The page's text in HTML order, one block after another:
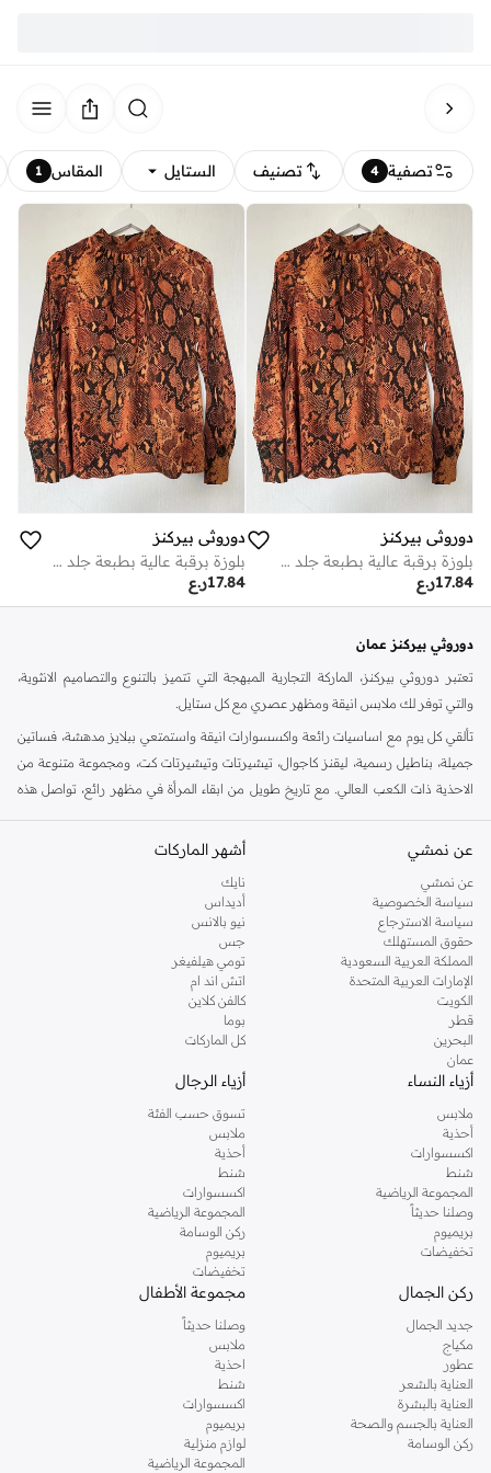
تصفية 4 تصنيف الستايل المقاس 1
دوروثي بيركنز
بلوزة برقبة عالية بطبعة جلد الثعبان
ر.ع17.84
دوروثي بيركنز
بلوزة برقبة عالية بطبعة جلد الثعبان
ر.ع17.84
دوروثي بيركنز عمان
تعتبر دوروثي بيركنز، الماركة التجارية المبهجة التي تتميز بالتنوع والتصاميم الانثوية،
والتي توفر لك ملابس انيقة ومظهر عصري مع كل ستايل.
تألقي كل يوم مع اساسيات رائعة واكسسوارات انيقة واستمتعي ببلايز مدهشة، فساتين
جميلة، بناطيل رسمية، ليقنز كاجوال، تيشيرتات وتيشيرتات كت، ومجموعة متنوعة من
الاحذية ذات الكعب العالي. مع تاريخ طويل من ابقاء المرأة في مظهر رائع، تواصل هذه
كنت تقومين بتجديد خزانة ملابسك الملائمة للعمل، البحث عن فستان مثالي للحفلات او
اليه.
تسوقي دوروثي بيركنز اون لاين مسقط
تسوقي دوروثي بيركنز اون لاين من نمشي واستمتعي باكثر من الف ستايل من مجموعة
دوروثي بيركنز الشهيرة. تصفحي المجموعة كاملة في متجر دوروثي بيركنز اون لاين او
استخدمي القائمة لتحديد تجربة تسوق دوروثي بيركنز اون لاين. خدمة التوصيل السريعة
والدعم الاستثنائي يضمن لك تجربة تسوق ممتعة دائما مع نمشي.
عن نمشي
عن نمشي
سياسة الخصوصية
سياسة الاسترجاع
حقوق المستهلك
المملكة العربية السعودية
الإمارات العربية المتحدة
الكويت
قطر
البحرين
عمان
أشهر الماركات
نايك
أديداس
نيو بالانس
جس
تومي هيلفيغر
اتش اند ام
كالفن كلاين
بوما
كل الماركات
أزياء النساء
ملابس
أحذية
اكسسوارات
شنط
المجموعة الرياضية
وصلنا حديثاً
بريميوم
تخفيضات
أزياء الرجال
تسوق حسب الفئة
ملابس
أحذية
شنط
اكسسوارات
المجموعة الرياضية
ركن الوسامة
بريميوم
تخفيضات
ركن الجمال
جديد الجمال
مكياج
عطور
العناية بالشعر
العناية بالبشرة
العناية بالجسم والصحة
ركن الوسامة
مجموعة الأطفال
وصلنا حديثاً
ملابس
احذية
شنط
اكسسوارات
بريميوم
لوازم منزلية
المجموعة الرياضية